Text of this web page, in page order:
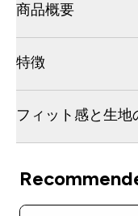
商品概要
特徴
フィット感と生地